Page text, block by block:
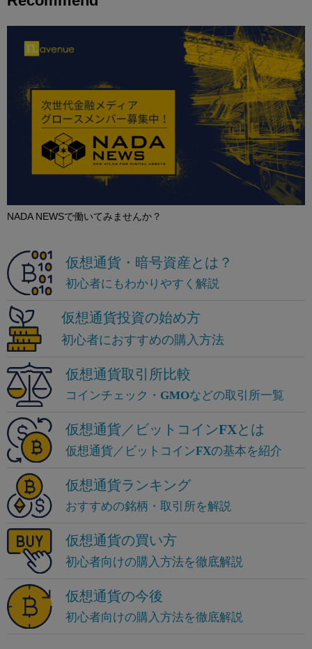
NADA NEWSで働いてみませんか？